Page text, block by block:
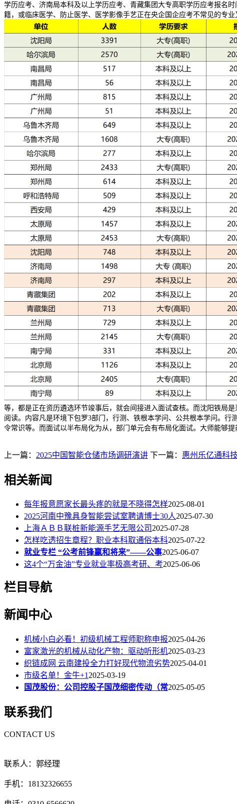
学历应考、济南局本科及以上学历应考、青藏集团大专高职学历应考报名
籍，或临床医学、防止医学、医学影像手艺正在央企国企应考不常见的专
等，都是正在资历遴选环节竣事后，就会间接进入面试查核。而沈阳铁局
阅读。内容凡是环境下包罗3部门，行测、铁根本学问、公共根本学问。
令常识等。而面试以半布局化为从，部门单元会有布局化面试。大师能够
上一篇： 2025中国智能仓储市场调研演讲 下一篇： 惠州乐亿通科
相关新闻
每年报意愿家长最头疼的就是不晓得怎样2025-08-01
2025河南中豫具身智能尝试室聘请博士30人2025-07-30
上海ＡＢＢ联桩新能源手艺无限公司 2025-07-28
怎样吃透招生章程？职业本科取通俗本科2025-07-22
就业专栏 “公考前锋赢和将来”——公事2025-06-07
这4个“万金油”专业就业率极高考研、考2025-06-06
栏目导航
新闻中心
机械小白必看！初级机械工程师职称申报2025-04-26
富家激光的机械从动化产物：驱动听形机2025-03-23
织链成网 云南建投全力打好现代物流劣势2025-04-01
市级名单！金牛+1 2025-03-19
国茂股份：公司控股子国茂细密传动（常2025-05-05
联系我们
CONTACT US
联系人：郭经理
手机：18132326655